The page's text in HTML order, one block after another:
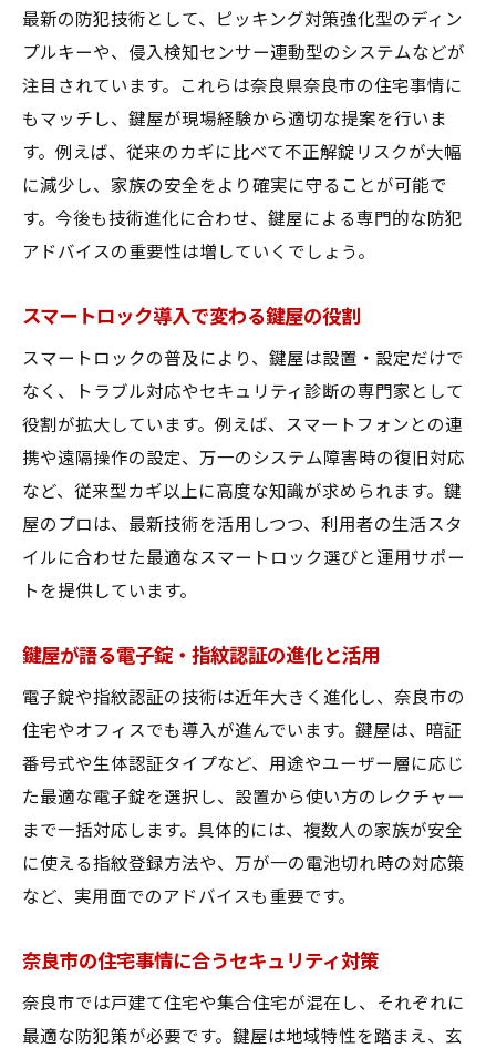
最新の防犯技術として、ピッキング対策強化型のディン
プルキーや、侵入検知センサー連動型のシステムなどが
注目されています。これらは奈良県奈良市の住宅事情に
もマッチし、鍵屋が現場経験から適切な提案を行いま
す。例えば、従来のカギに比べて不正解錠リスクが大幅
に減少し、家族の安全をより確実に守ることが可能で
す。今後も技術進化に合わせ、鍵屋による専門的な防犯
アドバイスの重要性は増していくでしょう。
スマートロック導入で変わる鍵屋の役割
スマートロックの普及により、鍵屋は設置・設定だけで
なく、トラブル対応やセキュリティ診断の専門家として
役割が拡大しています。例えば、スマートフォンとの連
携や遠隔操作の設定、万一のシステム障害時の復旧対応
など、従来型カギ以上に高度な知識が求められます。鍵
屋のプロは、最新技術を活用しつつ、利用者の生活スタ
イルに合わせた最適なスマートロック選びと運用サポー
トを提供しています。
鍵屋が語る電子錠・指紋認証の進化と活用
電子錠や指紋認証の技術は近年大きく進化し、奈良市の
住宅やオフィスでも導入が進んでいます。鍵屋は、暗証
番号式や生体認証タイプなど、用途やユーザー層に応じ
た最適な電子錠を選択し、設置から使い方のレクチャー
まで一括対応します。具体的には、複数人の家族が安全
に使える指紋登録方法や、万が一の電池切れ時の対応策
など、実用面でのアドバイスも重要です。
奈良市の住宅事情に合うセキュリティ対策
奈良市では戸建て住宅や集合住宅が混在し、それぞれに
最適な防犯策が必要です。鍵屋は地域特性を踏まえ、玄